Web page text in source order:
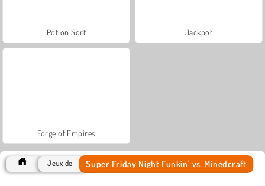
Potion Sort Jackpot
Forge of Empires
Jeux de Super Friday Night Funkin' vs. Minedcraft